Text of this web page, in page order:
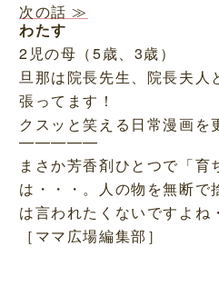
次の話 ≫
わたす
2児の母（5歳、3歳）
旦那は院長先生、院長夫人
張ってます！
クスッと笑える日常漫画を
—————
まさか芳香剤ひとつで「育
は・・・。人の物を無断で
は言われたくないですよね
［ママ広場編集部］